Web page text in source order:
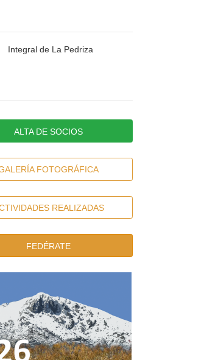
Integral de La Pedriza
ALTA DE SOCIOS
FOTOGRÁFICA
REALIZADAS
FEDÉRATE